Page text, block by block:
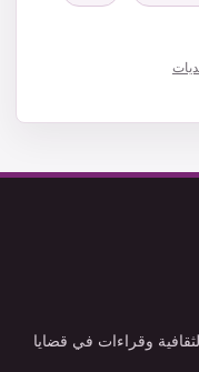
وقراءات في قضايا